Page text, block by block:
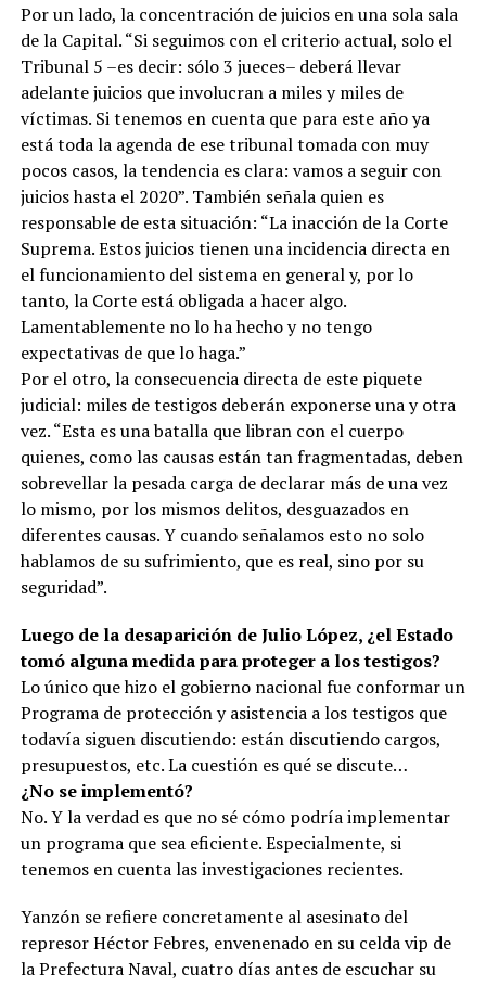
Por un lado, la concentración de juicios en una sola sala
de la Capital. “Si seguimos con el criterio actual, solo el
Tribunal 5 –es decir: sólo 3 jueces– deberá llevar
adelante juicios que involucran a miles y miles de
víctimas. Si tenemos en cuenta que para este año ya
está toda la agenda de ese tribunal tomada con muy
pocos casos, la tendencia es clara: vamos a seguir con
juicios hasta el 2020”. También señala quien es
responsable de esta situación: “La inacción de la Corte
Suprema. Estos juicios tienen una incidencia directa en
el funcionamiento del sistema en general y, por lo
tanto, la Corte está obligada a hacer algo.
Lamentablemente no lo ha hecho y no tengo
expectativas de que lo haga.”
Por el otro, la consecuencia directa de este piquete
judicial: miles de testigos deberán exponerse una y otra
vez. “Esta es una batalla que libran con el cuerpo
quienes, como las causas están tan fragmentadas, deben
sobrevellar la pesada carga de declarar más de una vez
lo mismo, por los mismos delitos, desguazados en
diferentes causas. Y cuando señalamos esto no solo
hablamos de su sufrimiento, que es real, sino por su
seguridad”.
Luego de la desaparición de Julio López, ¿el Estado
tomó alguna medida para proteger a los testigos?
Lo único que hizo el gobierno nacional fue conformar un
Programa de protección y asistencia a los testigos que
todavía siguen discutiendo: están discutiendo cargos,
presupuestos, etc. La cuestión es qué se discute…
¿No se implementó?
No. Y la verdad es que no sé cómo podría implementar
un programa que sea eficiente. Especialmente, si
tenemos en cuenta las investigaciones recientes.
Yanzón se refiere concretamente al asesinato del
represor Héctor Febres, envenenado en su celda vip de
la Prefectura Naval, cuatro días antes de escuchar su